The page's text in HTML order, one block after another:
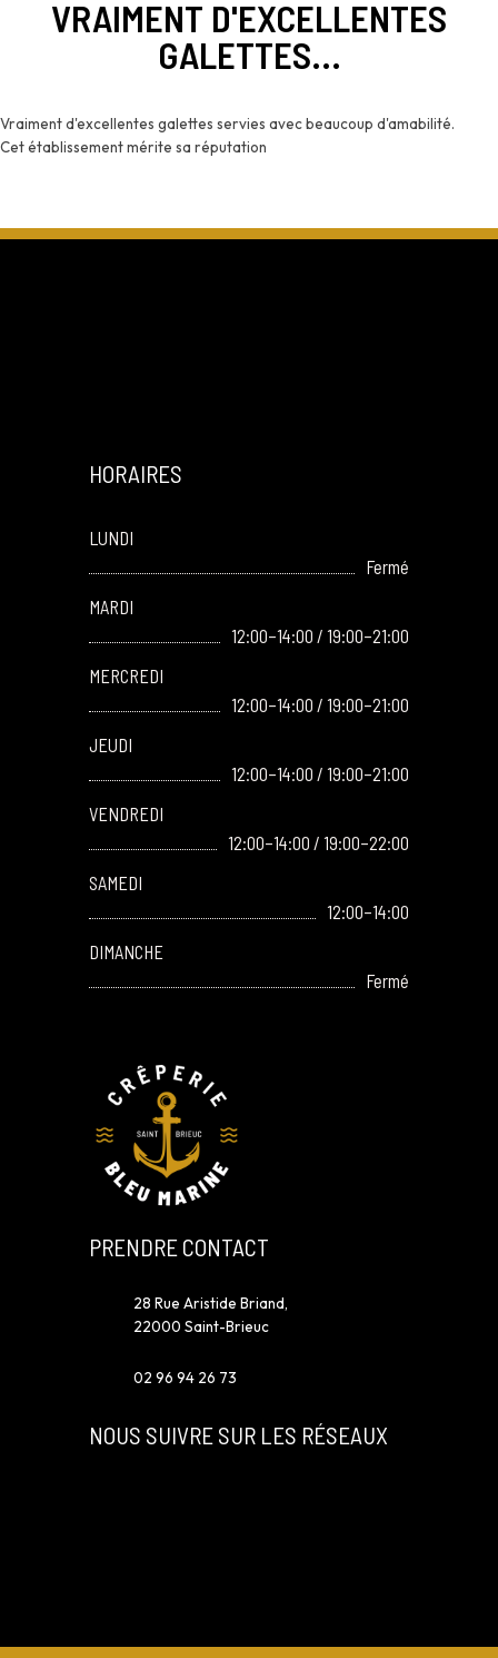
VRAIMENT D'EXCELLENTES
GALETTES...
Vraiment d'excellentes galettes servies avec beaucoup d'amabilité.
Cet établissement mérite sa réputation
HORAIRES
LUNDI
Fermé
MARDI
12:00–14:00 / 19:00–21:00
MERCREDI
12:00–14:00 / 19:00–21:00
JEUDI
12:00–14:00 / 19:00–21:00
VENDREDI
12:00–14:00 / 19:00–22:00
SAMEDI
12:00–14:00
DIMANCHE
Fermé
PRENDRE CONTACT
28 Rue Aristide Briand,
22000 Saint-Brieuc
02 96 94 26 73
NOUS SUIVRE SUR LES RÉSEAUX